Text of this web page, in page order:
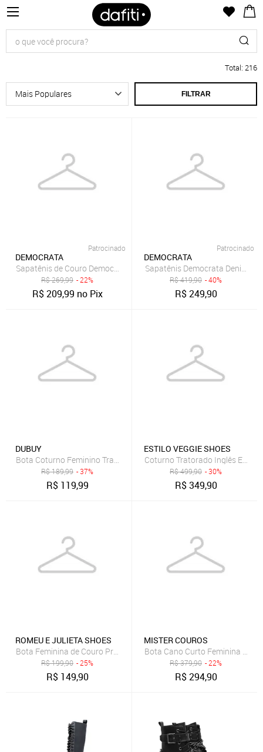
Total: 216
FILTRAR
Patrocinado
DEMOCRATA
Sapatênis de Couro Democrata Recortes Caramelo
R$269,99 - 22%
R$209,99 no Pix
Patrocinado
DEMOCRATA
Sapatênis Democrata Denim
R$419,90 - 40%
R$249,90
DUBUY
Bota Coturno Feminino Tratorada DUBUY 1105FG Preto
R$189,99 - 37%
R$ 119,99
ESTILO VEGGIE SHOES
Coturno Tratorado Inglês Estilo
R$499,90 - 30%
R$349,90
ROMEU E JULIETA SHOES
Bota Feminina de Couro Preta Cano Curto Rasteira
R$199,90 - 25%
R$ 149,90
MISTER COUROS
Bota Cano Curto Feminina de
R$379,90 - 22%
R$294,90